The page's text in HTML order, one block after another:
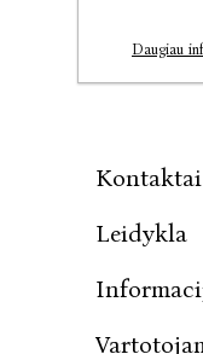
Kontaktai
Leidykla
Daugiau